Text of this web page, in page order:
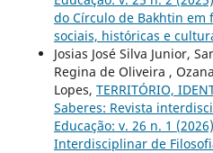
do Círculo de Bakhtin em
sociais, históricas e
Josias José Silva Junior,
Regina de Oliveira ,
Lopes, TERRITÓRIO,
Saberes: Revista
Educação: v. 26 n. 1
Interdisciplinar de